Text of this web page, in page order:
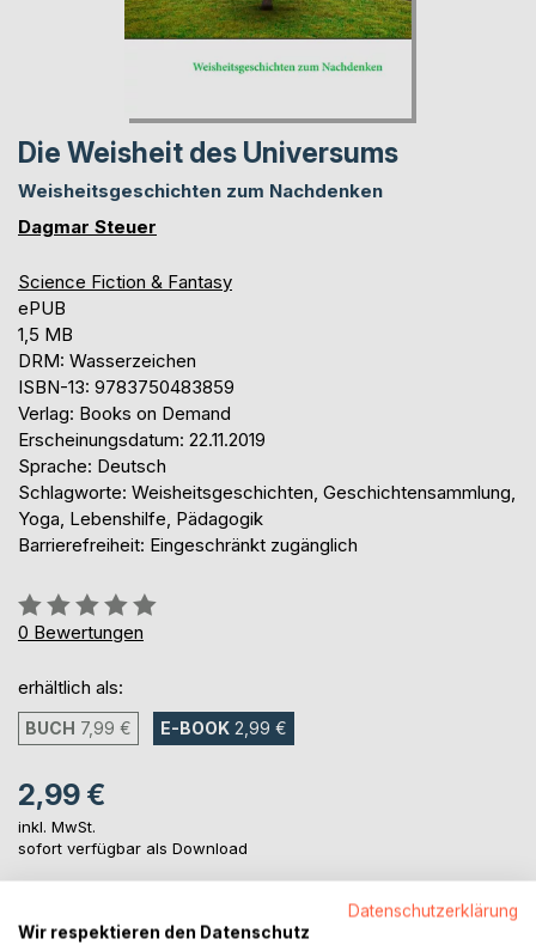
Die Weisheit des Universums
Weisheitsgeschichten zum Nachdenken
Dagmar Steuer
Science Fiction & Fantasy
ePUB
1,5 MB
DRM: Wasserzeichen
ISBN-13: 9783750483859
Verlag: Books on Demand
Erscheinungsdatum: 22.11.2019
Sprache: Deutsch
Schlagworte: Weisheitsgeschichten, Geschichtensammlung,
Yoga, Lebenshilfe, Pädagogik
Barrierefreiheit: Eingeschränkt zugänglich
Bewertung::
0%
0 Bewertungen
erhältlich als:
BUCH 7,99 € E-BOOK 2,99 €
2,99 €
inkl. MwSt.
sofort verfügbar als Download
IN DEN WARENKORB
Datenschutzerklärung
Wir respektieren den Datenschutz